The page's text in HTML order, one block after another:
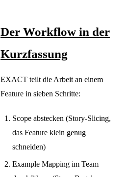
Der Workflow in der
Kurzfassung
EXACT teilt die Arbeit an einem
Feature in sieben Schritte:
Scope abstecken (Story-Slicing,
das Feature klein genug
schneiden)
Example Mapping im Team